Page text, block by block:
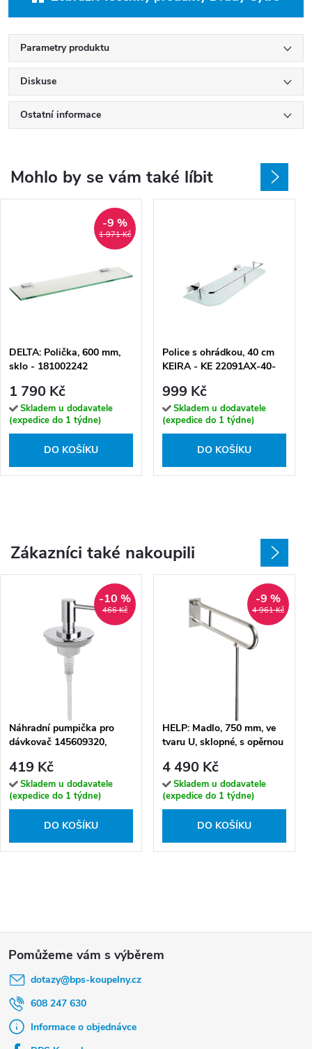
Parametry produktu
Diskuse
Ostatní informace
Mohlo by se vám také líbit
1 971 Kč
-9 %
DELTA: Polička, 600 mm,
sklo - 181002242
1 790 Kč
Skladem u dodavatele
(expedice do 1 týdne)
DO KOŠÍKU
Police s ohrádkou, 40 cm
KEIRA - KE 22091AX-40-
999 Kč
Skladem u dodavatele
(expedice do 1 týdne)
DO KOŠÍKU
Zákazníci také nakoupili
466 Kč
-10 %
Náhradní pumpička pro
dávkovač 145609320,
419 Kč
Skladem u dodavatele
(expedice do 1 týdne)
DO KOŠÍKU
4 961 Kč
-9 %
HELP: Madlo, 750 mm, ve
tvaru U, sklopné, s opěrnou
mat - 301307302N
4 490 Kč
Skladem u dodavatele
(expedice do 1 týdne)
DO KOŠÍKU
dotazy@bps-koupelny.cz
608 247 630
Informace o objednávce